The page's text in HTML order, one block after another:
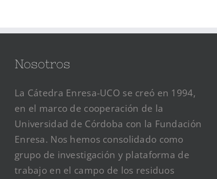
Nosotros
La Cátedra Enresa-UCO se creó en 1994,
en el marco de cooperación de la
Universidad de Córdoba con la Fundación
Enresa. Nos hemos consolidado como
grupo de investigación y plataforma de
trabajo en el campo de los residuos